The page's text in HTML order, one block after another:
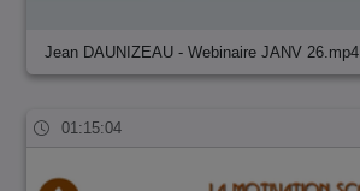
Jean DAUNIZEAU - Webinaire JANV 26.mp4
01:15:04